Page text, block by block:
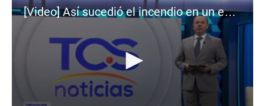
[Video] Así sucedió el incendio en un edificio de San Salvador